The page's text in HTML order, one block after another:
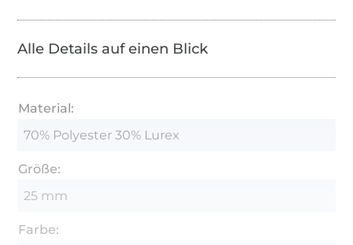
Alle Details auf einen Blick
Material:
70% Polyester 30% Lurex
Größe:
25 mm
Farbe: